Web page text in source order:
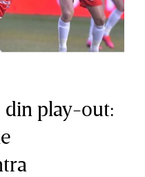
din play-out: